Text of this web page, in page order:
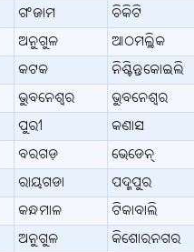
ଗଂଜାମ
ଚିକିଟି
ଅନୁଗୁଳ
ଆଠମଲ୍ଲିକ
କଟକ
ନିଶ୍ଚିନ୍ତକୋଇଲି
ଭୁବନେଶ୍ବର
ଭୁବନେଶ୍ବର
ପୁରୀ
କଣାସ
ବରଗଡ଼
ଭେଡେନ୍
ରାୟଗଡା
ପଦ୍ମପୁର
କନ୍ଧମାଳ
ଟିକାବାଲି
ଅନୁଗୁଳ
କିଶୋରନଗର